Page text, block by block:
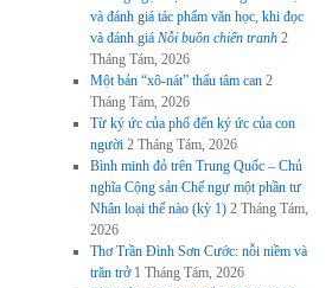
và đánh giá tác phẩm văn học, khi đọc
và đánh giá Nỗi buồn chiến tranh 2
Tháng Tám, 2026
Một bản “xô-nát” thấu tâm can 2
Tháng Tám, 2026
Từ ký ức của phố đến ký ức của con
người 2 Tháng Tám, 2026
Bình minh đỏ trên Trung Quốc – Chủ
nghĩa Cộng sản Chế ngự một phần tư
Nhân loại thế nào (kỳ 1) 2 Tháng Tám,
2026
Thơ Trần Đình Sơn Cước: nỗi niềm và
trăn trở 1 Tháng Tám, 2026